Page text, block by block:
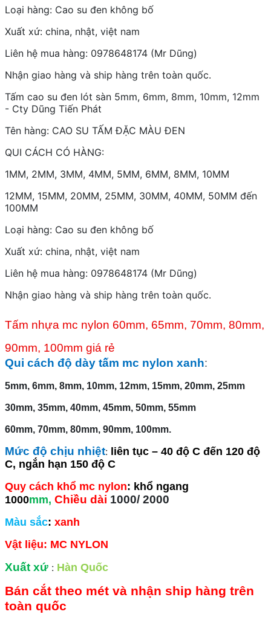
Loại hàng: Cao su đen không bố
Xuất xứ: china, nhật, việt nam
Liên hệ mua hàng: 0978648174 (Mr Dũng)
Nhận giao hàng và ship hàng trên toàn quốc.
Tấm cao su đen lót sàn 5mm, 6mm, 8mm, 10mm, 12mm
- Cty Dũng Tiến Phát
Tên hàng: CAO SU TẤM ĐẶC MÀU ĐEN
QUI CÁCH CÓ HÀNG:
1MM, 2MM, 3MM, 4MM, 5MM, 6MM, 8MM, 10MM
12MM, 15MM, 20MM, 25MM, 30MM, 40MM, 50MM đến
100MM
Loại hàng: Cao su đen không bố
Xuất xứ: china, nhật, việt nam
Liên hệ mua hàng: 0978648174 (Mr Dũng)
Nhận giao hàng và ship hàng trên toàn quốc.
Tấm nhựa mc nylon 60mm, 65mm, 70mm, 80mm,
90mm, 100mm giá rẻ
Qui cách độ dày tấm mc nylon xanh:
5mm, 6mm, 8mm, 10mm, 12mm, 15mm, 20mm, 25mm
30mm, 35mm, 40mm, 45mm, 50mm, 55mm
60mm, 70mm, 80mm, 90mm, 100mm.
Mức độ chịu nhiệt: liên tục – 40 độ C đến 120 độ
C, ngắn hạn 150 độ C
Quy cách khổ mc nylon: khổ ngang
1000mm, Chiều dài 1000/ 2000
Màu sắc: xanh
Vật liệu: MC NYLON
Xuất xứ : Hàn Quốc
Bán cắt theo mét và nhận ship hàng trên
toàn quốc